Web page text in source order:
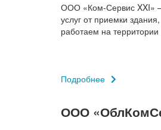
ООО «Ком-Сервис XXI» —
услуг от приемки
работаем на
Подробнее
ООО